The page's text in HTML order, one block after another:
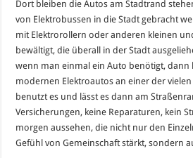
Dort bleiben die Autos am Stadtrand
von Elektrobussen in die Stadt gebracht
mit Elektrorollern oder anderen kleinen
bewältigt, die überall in der Stadt
wenn man einmal ein Auto benötigt, dann
modernen Elektroautos an einer der
benutzt es und lässt es dann am
Versicherungen, keine Reparaturen, kein
morgen aussehen, die nicht nur den
Gefühl von Gemeinschaft stärkt, sondern